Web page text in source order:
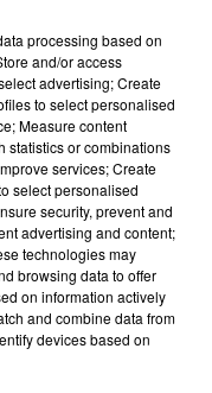
découvrez les
d'observation
pour
processing based on
and/or access
advertising; Create
to select personalised
Measure content
statistics or combinations
services; Create
select personalised
security, prevent and
advertising and content;
technologies may
browsing data to offer
on information actively
and combine data from
devices based on